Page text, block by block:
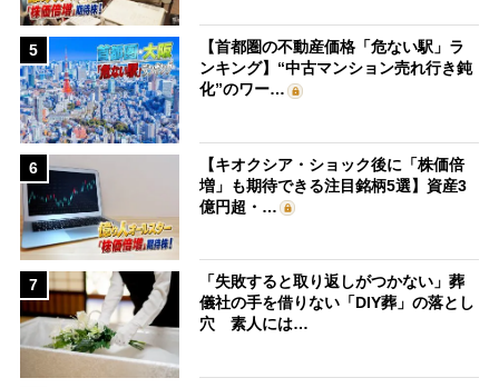
5
【首都圏の不動産価格「危ない駅」ラ
ンキング】“中古マンション売れ行き鈍
化”のワー…
6
【キオクシア・ショック後に「株価倍
増」も期待できる注目銘柄5選】資産3
億円超・…
7
「失敗すると取り返しがつかない」葬
儀社の手を借りない「DIY葬」の落とし
穴 素人には…